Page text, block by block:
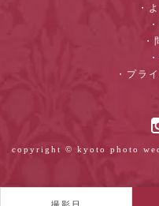
・
・
・プラ
copyright © kyoto photo